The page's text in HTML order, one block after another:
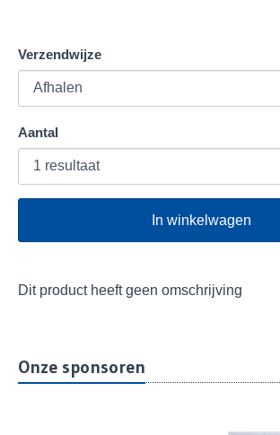
Verzendwijze
Aantal
In winkelwagen
Dit product heeft geen omschrijving
Onze sponsoren